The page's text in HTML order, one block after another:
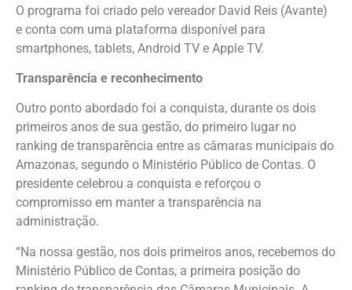
O programa foi criado pelo vereador David Reis (Avante)
e conta com uma plataforma disponível para
smartphones, tablets, Android TV e Apple TV.
Transparência e reconhecimento
Outro ponto abordado foi a conquista, durante os dois
primeiros anos de sua gestão, do primeiro lugar no
ranking de transparência entre as câmaras municipais do
Amazonas, segundo o Ministério Público de Contas. O
presidente celebrou a conquista e reforçou o
compromisso em manter a transparência na
administração.
“Na nossa gestão, nos dois primeiros anos, recebemos do
Ministério Público de Contas, a primeira posição do